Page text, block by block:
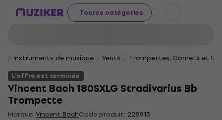
Toutes catégories
Instruments de musique Vents
Trompettes, Cornets et
L'offre est terminée
Vincent Bach 180SXLG Stradivarius Bb
Trompette
Marque:Vincent BachCode produit: 228913